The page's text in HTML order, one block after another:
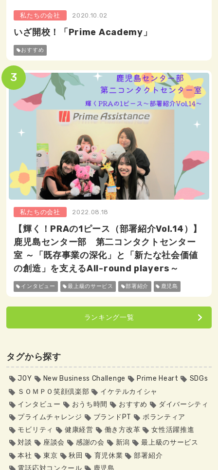
私たちの会社 2020.10.02
いざ開校！「Prime Academy」
おすすめ
私たちの会社 2022.08.18
【輝く！PRAの1ピース（部署紹介Vol.14）】
鹿児島センター部 第二コンタクトセンター
室 ～「既存事業の深化」と「新たな社会価値
の創造」を支えるAll-round players～
インタビュー 最上級のサービス 部署紹介 鹿児島
ランキング一覧
タグから探す
JOY New Business Challenge Prime Heart
SDGs
ＳＯＭＰＯ笑顔倶楽部
イケテルカイシャ
インタビュー
おうち時間 おすすめ
ダイバーシティ
プライムチャレンジ
ブランドPT
ボランティア
モビリティ
健康経営 働き方改革
女性活躍推進
対談
座談会 感謝の会 新潟
最上級のサービス
本社
東京 秋田 育児休業
部署紹介
電話応対コンクール
鹿児島